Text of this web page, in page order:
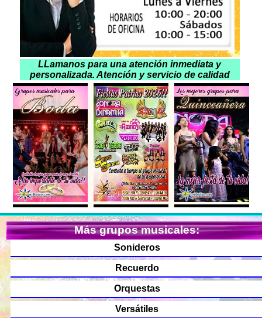
LLamanos para una atención inmediata y
personalizada. Atención y servicio de calidad
Más grupos musicales:
Sonideros
Recuerdo
Orquestas
Versátiles